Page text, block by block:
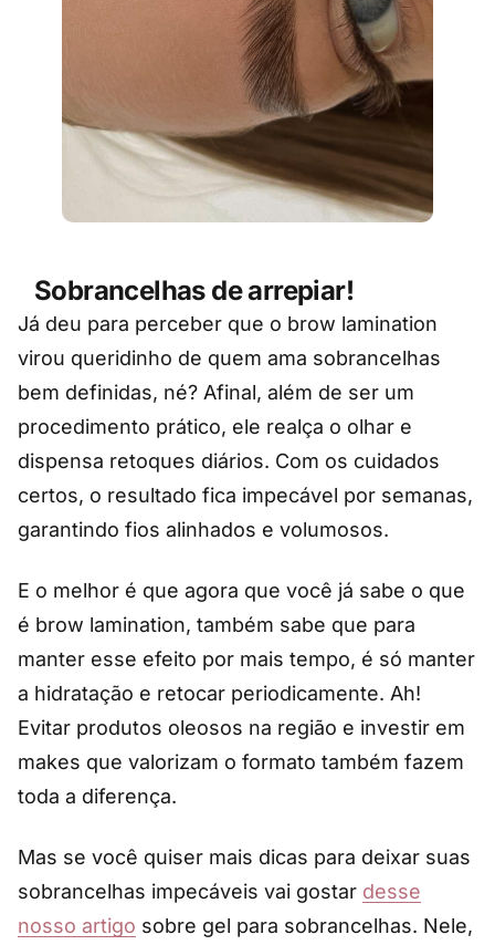
Sobrancelhas de arrepiar!
Já deu para perceber que o brow lamination
virou queridinho de quem ama sobrancelhas
bem definidas, né? Afinal, além de ser um
procedimento prático, ele realça o olhar e
dispensa retoques diários. Com os cuidados
certos, o resultado fica impecável por semanas,
garantindo fios alinhados e volumosos.
E o melhor é que agora que você já sabe o que
é brow lamination, também sabe que para
manter esse efeito por mais tempo, é só manter
a hidratação e retocar periodicamente. Ah!
Evitar produtos oleosos na região e investir em
makes que valorizam o formato também fazem
toda a diferença.
Mas se você quiser mais dicas para deixar suas
sobrancelhas impecáveis vai gostar desse
nosso artigo sobre gel para sobrancelhas. Nele,